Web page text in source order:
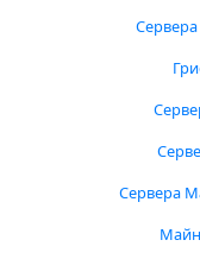
Сервера